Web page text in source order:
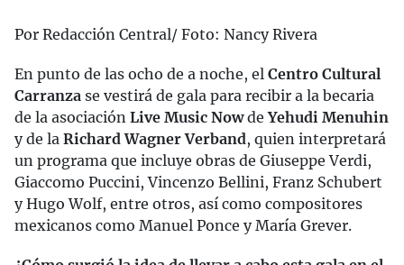
Por Redacción Central/ Foto: Nancy Rivera
En punto de las ocho de a noche, el Centro Cultural
Carranza se vestirá de gala para recibir a la becaria
de la asociación Live Music NowdeYehudi Menuhin
y de la Richard Wagner Verband, quien interpretará
un programa que incluye obras de Giuseppe Verdi,
Giaccomo Puccini, Vincenzo Bellini, Franz Schubert
y Hugo Wolf, entre otros, así como compositores
mexicanos como Manuel Ponce y María Grever.